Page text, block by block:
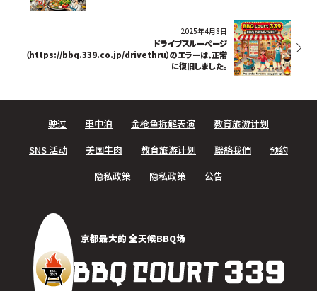
2025年4月8日
ドライブスルーページ
（https://bbq.339.co.jp/drivethru）のエラーは、正常
に復旧しました。
驶过 車中泊 金枪鱼拆解表演
教育旅游计划
SNS 活动
美国牛肉 教育旅游计划 聯絡我們
预约
隐私政策
隐私政策 公告
京都最大的 全天候BBQ场